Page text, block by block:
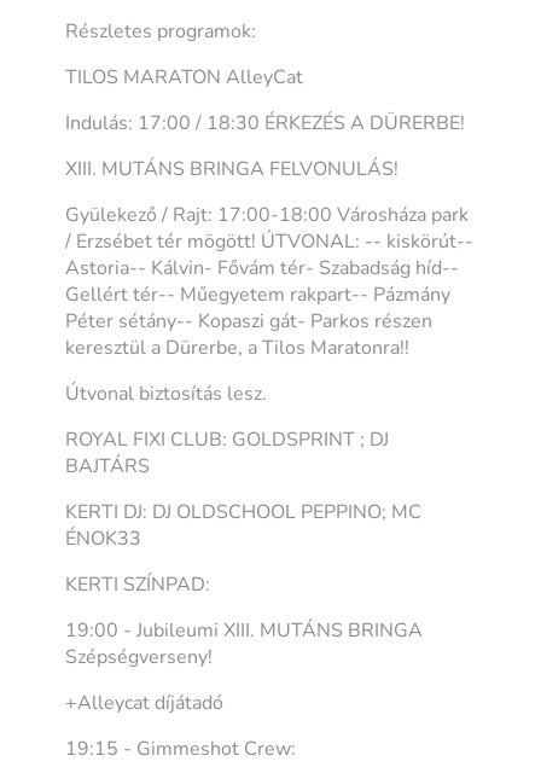
Részletes programok:
TILOS MARATON AlleyCat
Indulás: 17:00 / 18:30 ÉRKEZÉS A DÜRERBE!
XIII. MUTÁNS BRINGA FELVONULÁS!
Gyülekező / Rajt: 17:00-18:00 Városháza park
/ Erzsébet tér mögött! ÚTVONAL: -- kiskörút--
Astoria-- Kálvin- Fővám tér- Szabadság híd--
Gellért tér-- Műegyetem rakpart-- Pázmány
Péter sétány-- Kopaszi gát- Parkos részen
keresztül a Dürerbe, a Tilos Maratonra!!
Útvonal biztosítás lesz.
ROYAL FIXI CLUB: GOLDSPRINT ; DJ
BAJTÁRS
KERTI DJ: DJ OLDSCHOOL PEPPINO; MC
ÉNOK33
KERTI SZÍNPAD:
19:00 - Jubileumi XIII. MUTÁNS BRINGA
Szépségverseny!
+Alleycat díjátadó
19:15 - Gimmeshot Crew: